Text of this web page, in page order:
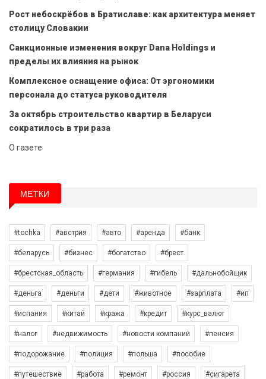
Рост небоскрёбов в Братиславе: как архитектура меняет
столицу Словакии
Санкционные изменения вокруг Dana Holdings и
пределы их влияния на рынок
Комплексное оснащение офиса: От эргономики
персонала до статуса руководителя
За октябрь строительство квартир в Беларуси
сократилось в три раза
О газете
МЕТКИ
#tochka #австрия #авто #аренда #банк
#беларусь #бизнес #богатство #брест
#брестская_область #германия #гибель #дальнобойщик
#деньга #деньги #дети #животное #зарплата #ип
#испания #китай #кража #кредит #курс_валют
#налог #недвижимость #новости компаний #пенсия
#подорожание #полиция #польша #пособие
#путешествие #работа #ремонт #россия #сигарета